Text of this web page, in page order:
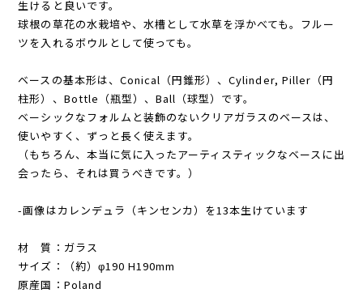
生けると良いです。
球根の草花の水栽培や、水槽として水草を浮かべても。フルー
ツを入れるボウルとして使っても。
ベースの基本形は、Conical（円錐形）、Cylinder, Piller（円
柱形）、Bottle（瓶型）、Ball（球型）です。
ベーシックなフォルムと装飾のないクリアガラスのベースは、
使いやすく、ずっと長く使えます。
（もちろん、本当に気に入ったアーティスティックなベースに出
会ったら、それは買うべきです。）
-画像はカレンデュラ（キンセンカ）を13本生けています
材 質：ガラス
サイズ：（約）φ190 H190mm
原産国：Poland